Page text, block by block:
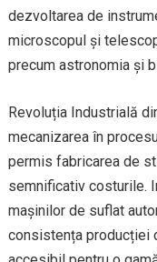
dezvoltarea de
microscopul și
precum astronomia și
Revoluția Industrială
mecanizarea în
permis fabricarea de
semnificativ costurile.
mașinilor de suflat
consistența producției